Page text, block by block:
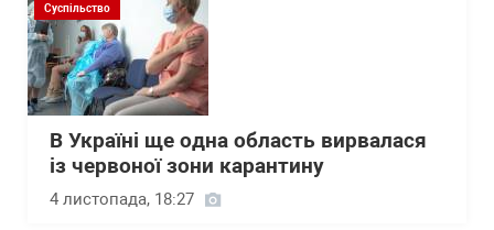
Суспільство
В Україні ще одна область вирвалася
із червоної зони карантину
4 листопада, 18:27